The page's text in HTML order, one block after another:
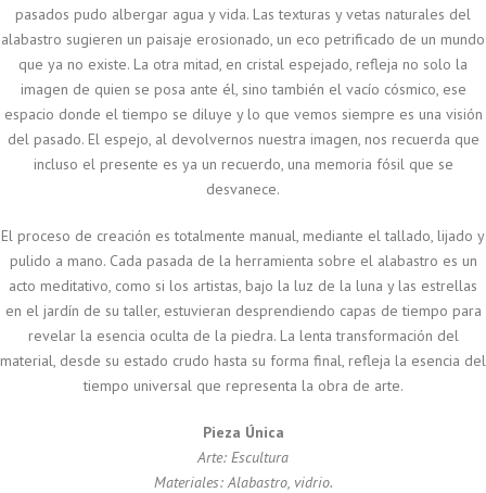
pasados pudo albergar agua y vida. Las texturas y vetas naturales del
alabastro sugieren un paisaje erosionado, un eco petrificado de un mundo
que ya no existe. La otra mitad, en cristal espejado, refleja no solo la
imagen de quien se posa ante él, sino también el vacío cósmico, ese
espacio donde el tiempo se diluye y lo que vemos siempre es una visión
del pasado. El espejo, al devolvernos nuestra imagen, nos recuerda que
incluso el presente es ya un recuerdo, una memoria fósil que se
desvanece.
El proceso de creación es totalmente manual, mediante el tallado, lijado y
pulido a mano. Cada pasada de la herramienta sobre el alabastro es un
acto meditativo, como si los artistas, bajo la luz de la luna y las estrellas
en el jardín de su taller, estuvieran desprendiendo capas de tiempo para
revelar la esencia oculta de la piedra. La lenta transformación del
material, desde su estado crudo hasta su forma final, refleja la esencia del
tiempo universal que representa la obra de arte.
Pieza Única
Arte: Escultura
Materiales: Alabastro, vidrio.